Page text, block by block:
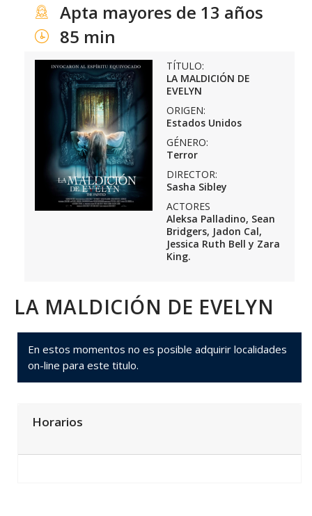
Apta mayores de 13 años
85 min
TÍTULO:
LA MALDICIÓN DE
EVELYN
ORIGEN:
Estados Unidos
GÉNERO:
Terror
DIRECTOR:
Sasha Sibley
ACTORES
Aleksa Palladino, Sean
Bridgers, Jadon Cal,
Jessica Ruth Bell y Zara
King.
LA MALDICIÓN DE EVELYN
En estos momentos no es posible adquirir localidades
on-line para este titulo.
Horarios